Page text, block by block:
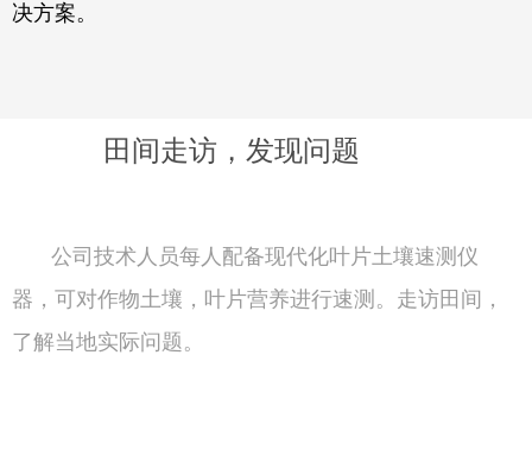
决方案。
田间走访，发现问题
公司技术人员每人配备现代化叶片土壤速测仪
器，可对作物土壤，叶片营养进行速测。走访田间，
了解当地实际问题。